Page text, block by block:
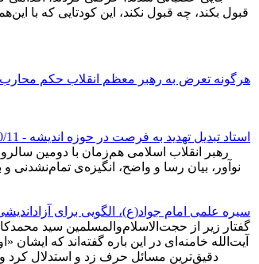
قبول بکند، چه قبول نکند، این کودتایی که
هرگونه تعرض به رهبر معظم انقلاب حکم محارب
استاد تبدیل تهدید به فرصت در حوزه اندیشه - 1404/10/11
رهبر انقلاب اسلامی هم‌زمان با دومین
نوآور، بیان رسا و واضح، انگیزه‌ی تمام‌نشدنی
سیره علمی امام جواد(ع)، الگویی برای
گفتار زیر از حجت‌الاسلام‌والمسلمین سید
آیت‌الله خامنه‌ای در این باره گفته‌اند که
دقیق‌ترین مسائل حرف زد و استدلال کرد